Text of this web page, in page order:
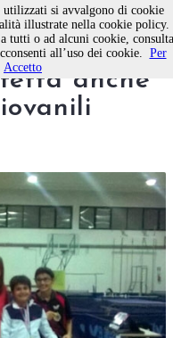
Circolo
anche
utilizzati si avvalgono di cookie
illustrate nella cookie policy.
tutti o ad alcuni cookie, consulta
all’uso dei cookie. Per
Accetto